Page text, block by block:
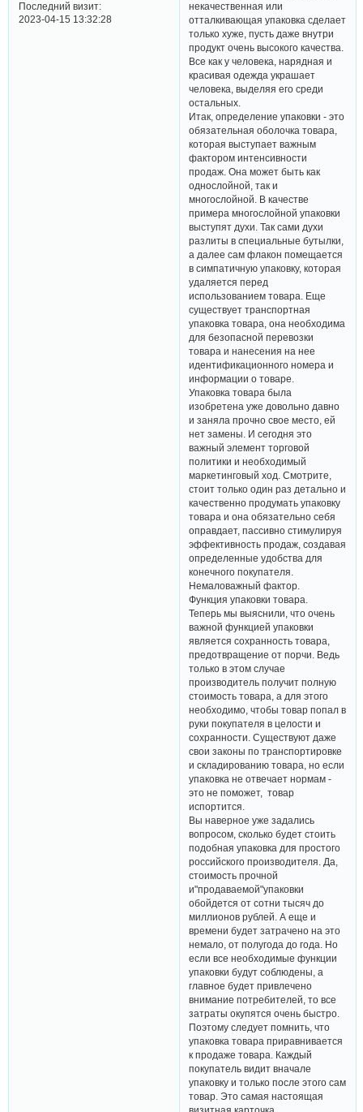
Последний визит:
2023-04-15 13:32:28
некачественная или
отталкивающая упаковка сделает
только хуже, пусть даже внутри
продукт очень высокого качества.
Все как у человека, нарядная и
красивая одежда украшает
человека, выделяя его среди
остальных.
Итак, определение упаковки - это
обязательная оболочка товара,
которая выступает важным
фактором интенсивности
продаж. Она может быть как
однослойной, так и
многослойной. В качестве
примера многослойной упаковки
выступят духи. Так сами духи
разлиты в специальные бутылки,
а далее сам флакон помещается
в симпатичную упаковку, которая
удаляется перед
использованием товара. Еще
существует транспортная
упаковка товара, она необходима
для безопасной перевозки
товара и нанесения на нее
идентификационного номера и
информации о товаре.
Упаковка товара была
изобретена уже довольно давно
и заняла прочно свое место, ей
нет замены. И сегодня это
важный элемент торговой
политики и необходимый
маркетинговый ход. Смотрите,
стоит только один раз детально и
качественно продумать упаковку
товара и она обязательно себя
оправдает, пассивно стимулируя
эффективность продаж, создавая
определенные удобства для
конечного покупателя.
Немаловажный фактор.
Функция упаковки товара.
Теперь мы выяснили, что очень
важной функцией упаковки
является сохранность товара,
предотвращение от порчи. Ведь
только в этом случае
производитель получит полную
стоимость товара, а для этого
необходимо, чтобы товар попал в
руки покупателя в целости и
сохранности. Существуют даже
свои законы по транспортировке
и складированию товара, но если
упаковка не отвечает нормам -
это не поможет, товар
испортится.
Вы наверное уже задались
вопросом, сколько будет стоить
подобная упаковка для простого
российского производителя. Да,
стоимость прочной
и"продаваемой"упаковки
обойдется от сотни тысяч до
миллионов рублей. А еще и
времени будет затрачено на это
немало, от полугода до года. Но
если все необходимые функции
упаковки будут соблюдены, а
главное будет привлечено
внимание потребителей, то все
затраты окупятся очень быстро.
Поэтому следует помнить, что
упаковка товара приравнивается
к продаже товара. Каждый
покупатель видит вначале
упаковку и только после этого сам
товар. Это самая настоящая